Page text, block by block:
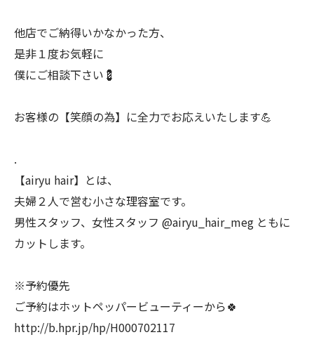
他店でご納得いかなかった方、
是非１度お気軽に
僕にご相談下さい💈
お客様の【笑顔の為】に全力でお応えいたします💪
.
【airyu hair】とは、
夫婦２人で営む小さな理容室です。
男性スタッフ、女性スタッフ @airyu_hair_meg ともに
カットします。
※予約優先
ご予約はホットペッパービューティーから🍀
http://b.hpr.jp/hp/H000702117